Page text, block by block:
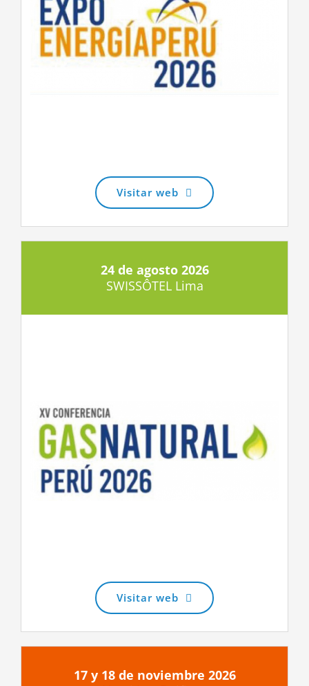
Visitar web
24 de agosto 2026
SWISSÔTEL Lima
Visitar web
17 y 18 de noviembre 2026